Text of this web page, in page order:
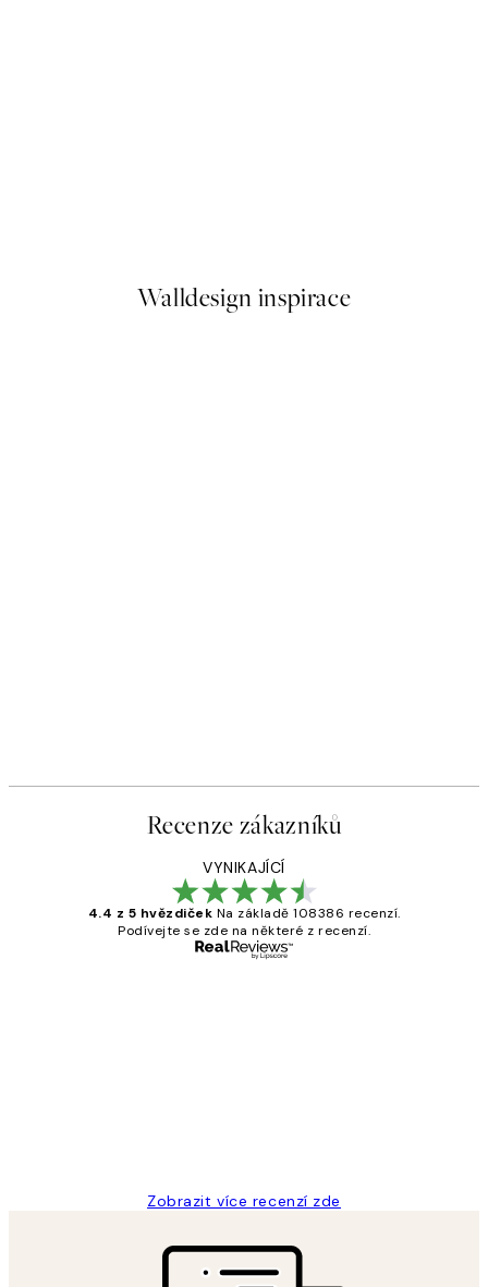
Walldesign inspirace
Recenze zákazníků
VYNIKAJÍCÍ
4.4 z 5 hvězdiček Na základě 108386 recenzí.
Podívejte se zde na některé z recenzí.
Zobrazit více recenzí zde